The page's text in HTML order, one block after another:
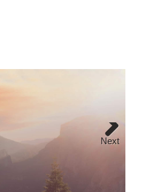
Next